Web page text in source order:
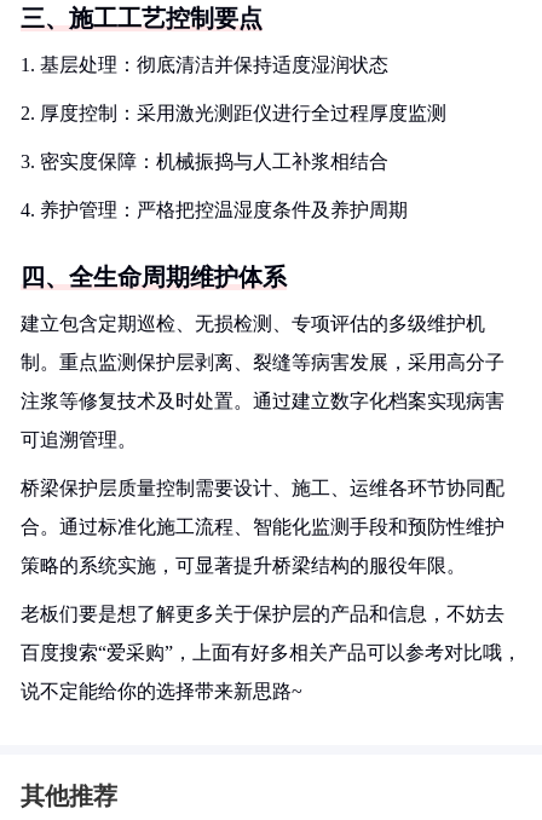
三、施工工艺控制要点
1. 基层处理：彻底清洁并保持适度湿润状态
2. 厚度控制：采用激光测距仪进行全过程厚度监测
3. 密实度保障：机械振捣与人工补浆相结合
4. 养护管理：严格把控温湿度条件及养护周期
四、全生命周期维护体系
建立包含定期巡检、无损检测、专项评估的多级维护机
制。重点监测保护层剥离、裂缝等病害发展，采用高分子
注浆等修复技术及时处置。通过建立数字化档案实现病害
可追溯管理。
桥梁保护层质量控制需要设计、施工、运维各环节协同配
合。通过标准化施工流程、智能化监测手段和预防性维护
策略的系统实施，可显著提升桥梁结构的服役年限。
老板们要是想了解更多关于保护层的产品和信息，不妨去
百度搜索“爱采购”，上面有好多相关产品可以参考对比哦，
说不定能给你的选择带来新思路~
其他推荐